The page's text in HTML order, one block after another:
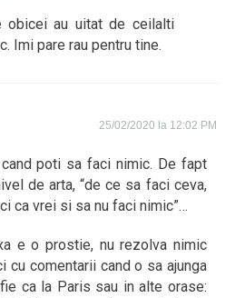
obicei au uitat de ceilalti
Imi pare rau pentru tine.
25/02/2020 la 12:02 PM
poti sa faci nimic. De fapt
de arta, “de ce sa faci ceva,
ca vrei si sa nu faci nimic”…
e o prostie, nu rezolva nimic
cu comentarii cand o sa ajunga
ca la Paris sau in alte orase: